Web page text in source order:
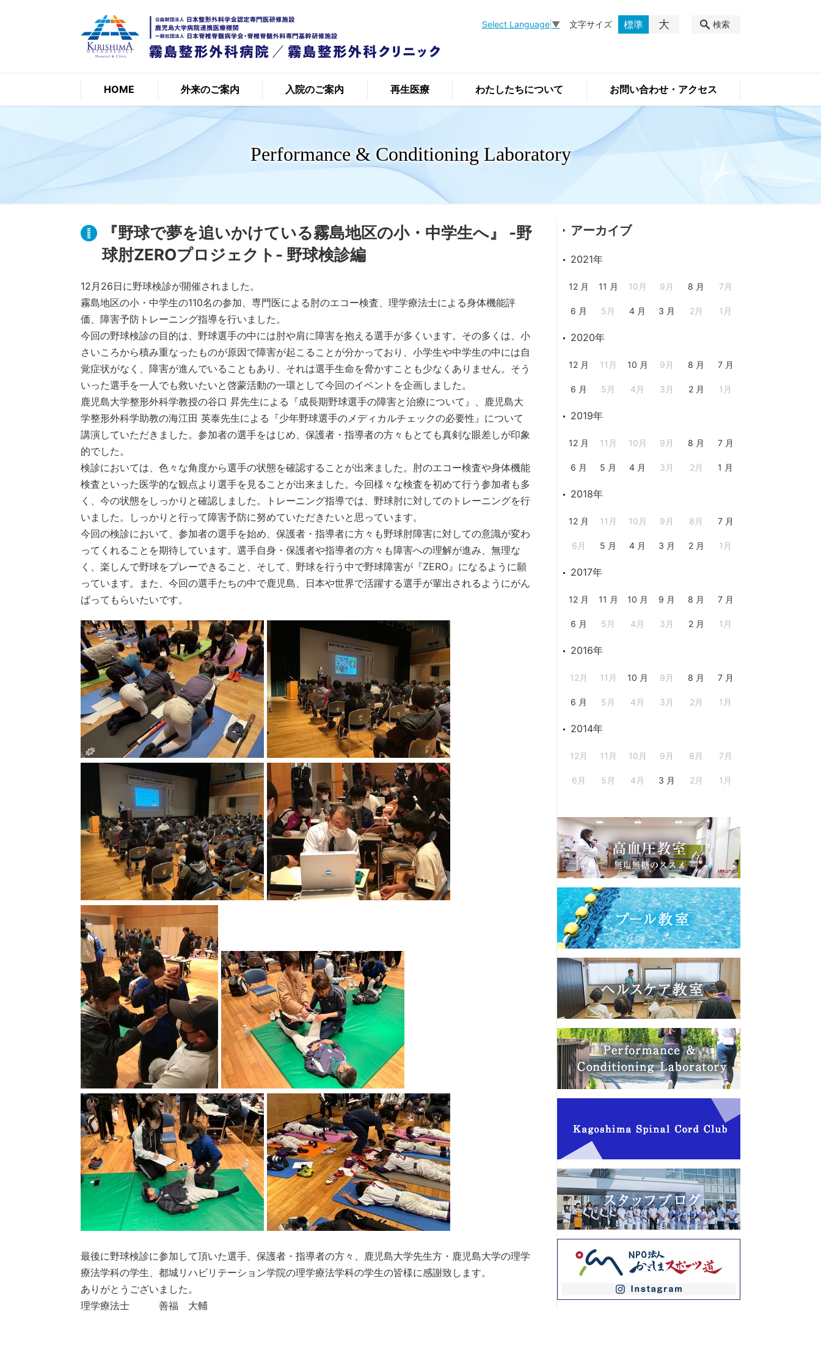
HOME 外来のご案内 入院のご案内 再生医療 わたしたちについて お問い合わせ・アクセス
Select Language ▼ 検索
文字サイズ 標準 大
Performance & Conditioning Laboratory
『野球で夢を追いかけている霧島地区の小・中学生へ』 -野
球肘ZEROプロジェクト- 野球検診編
12月26日に野球検診が開催されました。
霧島地区の小・中学生の110名の参加、専門医による肘のエコー検査、理学療法士による身体機能評
価、障害予防トレーニング指導を行いました。
今回の野球検診の目的は、野球選手の中には肘や肩に障害を抱える選手が多くいます。その多くは、小
さいころから積み重なったものが原因で障害が起こることが分かっており、小学生や中学生の中には自
覚症状がなく、障害が進んでいることもあり、それは選手生命を脅かすことも少なくありません。そう
いった選手を一人でも救いたいと啓蒙活動の一環として今回のイベントを企画しました。
鹿児島大学整形外科学教授の谷口 昇先生による『成長期野球選手の障害と治療について』、鹿児島大
学整形外科学助教の海江田 英泰先生による『少年野球選手のメディカルチェックの必要性』について
講演していただきました。参加者の選手をはじめ、保護者・指導者の方々もとても真剣な眼差しが印象
的でした。
検診においては、色々な角度から選手の状態を確認することが出来ました。肘のエコー検査や身体機能
検査といった医学的な観点より選手を見ることが出来ました。今回様々な検査を初めて行う参加者も多
く、今の状態をしっかりと確認しました。トレーニング指導では、野球肘に対してのトレーニングを行
いました。しっかりと行って障害予防に努めていただきたいと思っています。
今回の検診において、参加者の選手を始め、保護者・指導者に方々も野球肘障害に対しての意識が変わ
ってくれることを期待しています。選手自身・保護者や指導者の方々も障害への理解が進み、無理な
く、楽しんで野球をプレーできること、そして、野球を行う中で野球障害が『ZERO』になるように願
っています。また、今回の選手たちの中で鹿児島、日本や世界で活躍する選手が輩出されるようにがん
ばってもらいたいです。
最後に野球検診に参加して頂いた選手、保護者・指導者の方々、鹿児島大学先生方・鹿児島大学の理学
療法学科の学生、都城リハビリテーション学院の理学療法学科の学生の皆様に感謝致します。
ありがとうございました。
理学療法士 善福 大輔
アーカイブ
2021年
12 月 11 月 10月 9月 8 月 7月
6 月 5月 4 月 3 月 2月 1月
2020年
12 月 11月 10 月 9月 8 月 7 月
6 月 5月 4月 3月 2 月 1月
2019年
12 月 11月 10月 9月 8 月 7 月
6 月 5 月 4 月 3月 2月 1 月
2018年
12 月 11月 10月 9月 8月 7 月
6月 5 月 4 月 3 月 2 月 1月
2017年
12 月 11 月 10 月 9 月 8 月 7 月
6 月 5月 4月 3月 2 月 1月
2016年
12月 11月 10 月 9月 8 月 7 月
6 月 5月 4月 3月 2月 1月
2014年
12月 11月 10月 9月 8月 7月
6月 5月 4月 3 月 2月 1月